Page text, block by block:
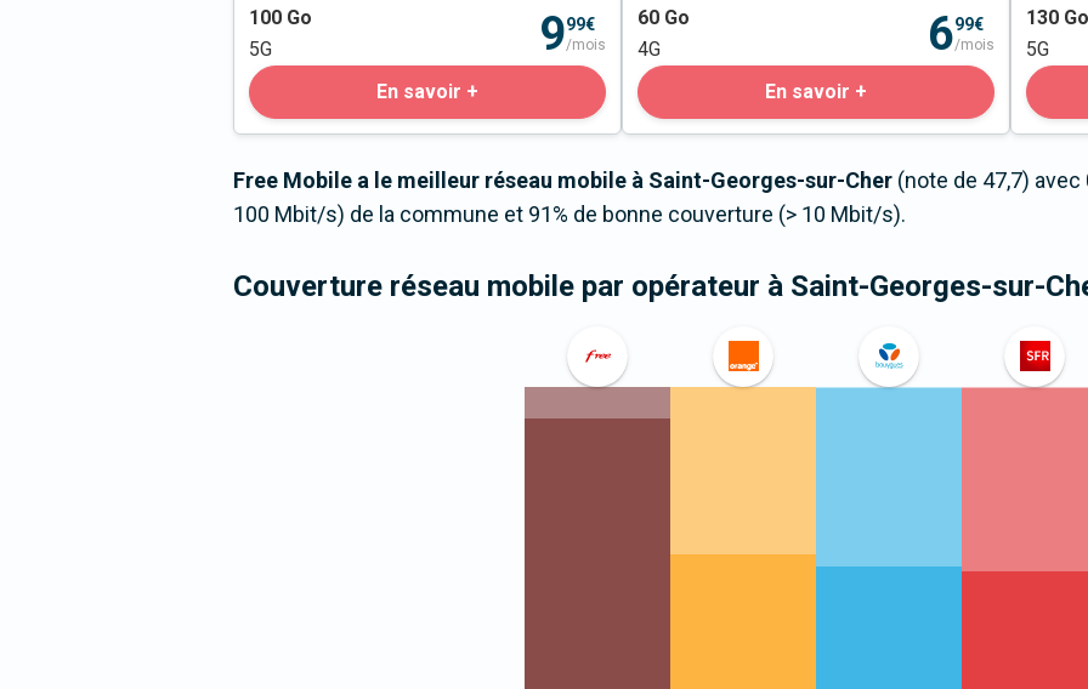
100 Go
5G
999€
/mois
En savoir +
60 Go
4G
699€
/mois
En savoir +
130 Go
5G
Free Mobile a le meilleur réseau mobile à Saint-Georges-sur-Cher (note de 47,7)
100 Mbit/s) de la commune et 91% de bonne couverture (> 10 Mbit/s).
Couverture réseau mobile par opérateur à Saint-Georges-sur-